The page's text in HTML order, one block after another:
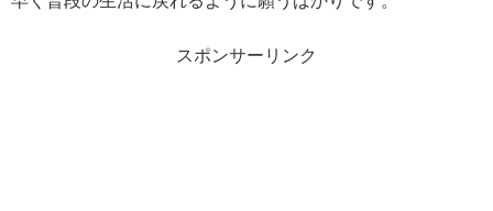
スポンサーリンク